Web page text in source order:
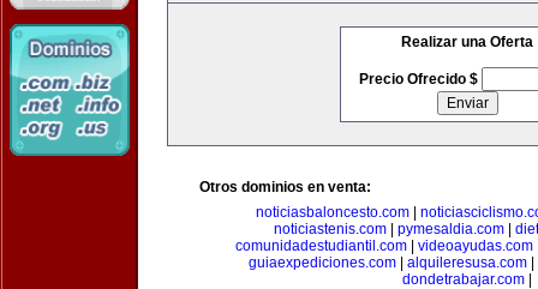
Realizar una Oferta
Precio Ofrecido $
Otros dominios en venta:
noticiasbaloncesto.com
noticiastenis.com
pymesaldia.com
comunidadestudiantil.com| videoayudas.com
guiaexpediciones.com| alquileresusa.com|
dondetrabajar.com